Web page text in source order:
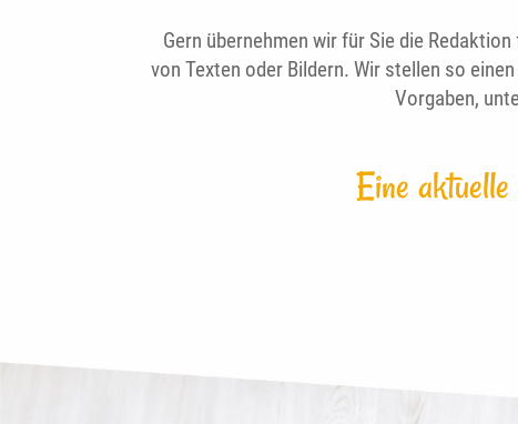
Gern übernehmen wir für Sie die
von Texten oder Bildern. Wir stellen so
Vorgaben,
Eine